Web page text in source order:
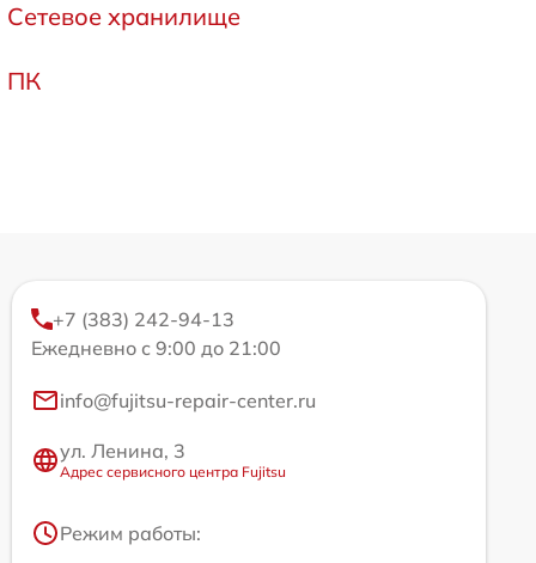
Сетевое хранилище
ПК
+7 (383) 242-94-13
Ежедневно с 9:00 до 21:00
info@fujitsu-repair-center.ru
ул. Ленина, 3
Адрес сервисного центра Fujitsu
Режим работы: